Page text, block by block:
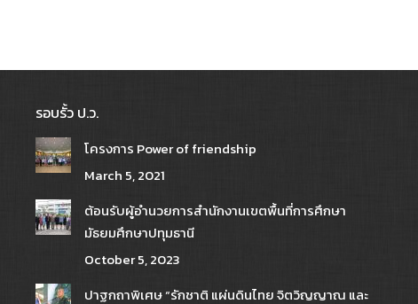
รอบรั้ว ป.ว.
โครงการ Power of friendship
March 5, 2021
ต้อนรับผู้อำนวยการสำนักงานเขตพื้นที่การศึกษา
มัธยมศึกษาปทุมธานี
October 5, 2023
ปาฐกถาพิเศษ “รักชาติ แผ่นดินไทย จิตวิญญาณ และ